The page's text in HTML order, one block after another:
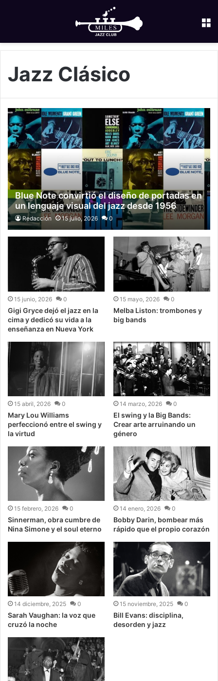
Jazz Clásico
Blue Note convirtió el diseño de portadas en
un lenguaje visual del jazz desde 1956
Redacción 15 julio, 2026 0
15 junio, 2026 0
Gigi Gryce dejó el jazz en la
cima y dedicó su vida a la
enseñanza en Nueva York
15 mayo, 2026 0
Melba Liston: trombones y
big bands
15 abril, 2026 0
Mary Lou Williams
perfeccionó entre el swing y
la virtud
14 marzo, 2026 0
El swing y la Big Bands:
Crear arte arruinando un
género
15 febrero, 2026 0
Sinnerman, obra cumbre de
Nina Simone y el soul eterno
14 enero, 2026 0
Bobby Darin, bombear más
rápido que el propio corazón
14 diciembre, 2025 0
Sarah Vaughan: la voz que
cruzó la noche
15 noviembre, 2025 0
Bill Evans: disciplina,
desorden y jazz